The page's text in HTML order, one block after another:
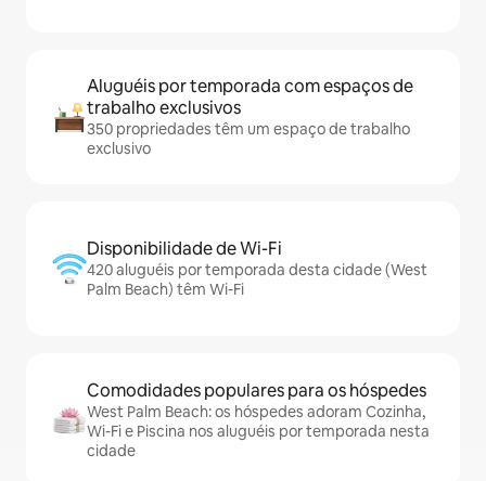
Aluguéis por temporada com espaços de
trabalho exclusivos
350 propriedades têm um espaço de trabalho
exclusivo
Disponibilidade de Wi-Fi
420 aluguéis por temporada desta cidade (West
Palm Beach) têm Wi-Fi
Comodidades populares para os hóspedes
West Palm Beach: os hóspedes adoram Cozinha,
Wi-Fi e Piscina nos aluguéis por temporada nesta
cidade